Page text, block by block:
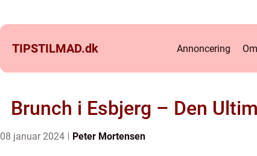
TIPSTILMAD.dk Annoncering
Brunch i Esbjerg – Den
08 januar 2024 Peter Mortensen